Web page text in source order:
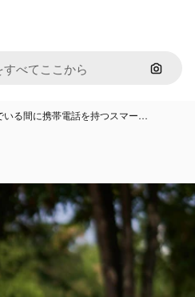
画像で
いる間に携帯電話を持つスマー…